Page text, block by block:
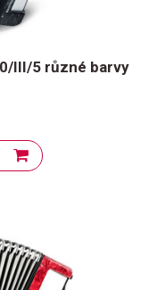
III/5 různé barvy